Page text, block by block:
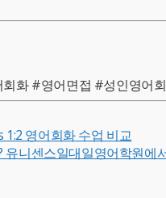
화 #영어면접 #성인영어
1:2 영어회화 수업 비교
니센스일대일영어학원에